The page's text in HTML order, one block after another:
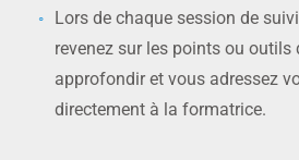
Lors de chaque session de
revenez sur les points ou outils
approfondir et vous adressez
directement à la formatrice.